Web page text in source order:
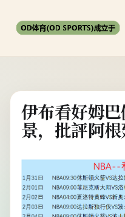
伊布看好姆
景，批評阿